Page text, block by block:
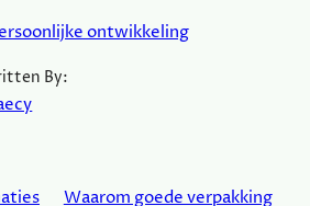
ontwikkeling
By:
Waarom goede verpakking